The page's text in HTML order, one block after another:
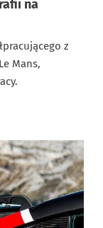
na
z
Mans,